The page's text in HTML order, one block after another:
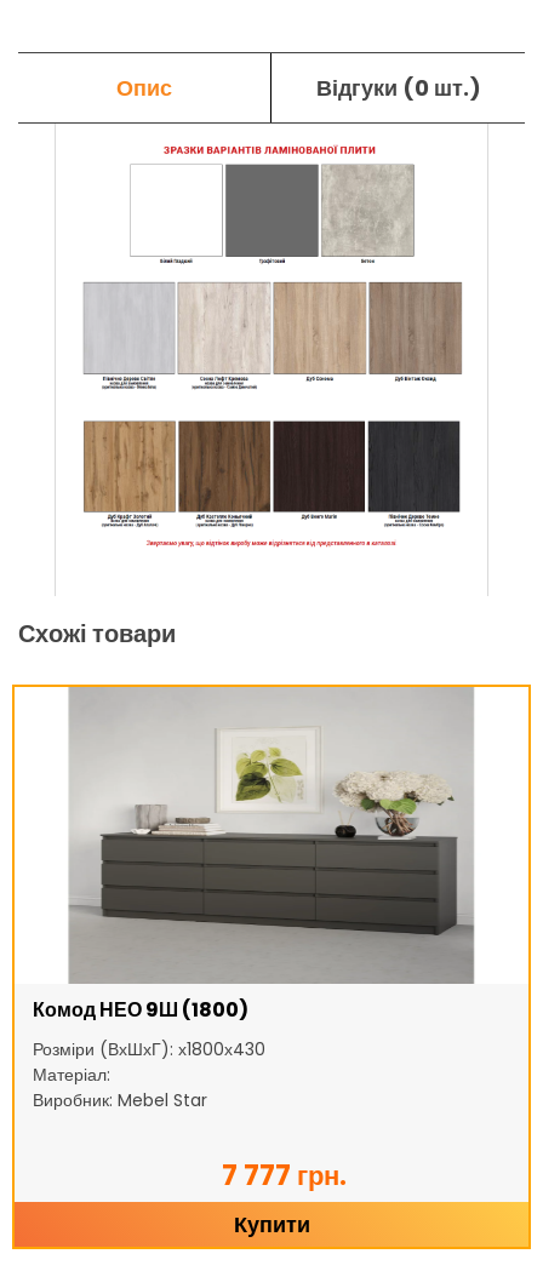
Опис Відгуки (0 шт.)
Схожі товари
Комод НЕО 9Ш (1800)
Розміри (ВхШхГ): х1800х430
Матеріал:
Виробник: Mebel Star
7 777 грн.
Купити